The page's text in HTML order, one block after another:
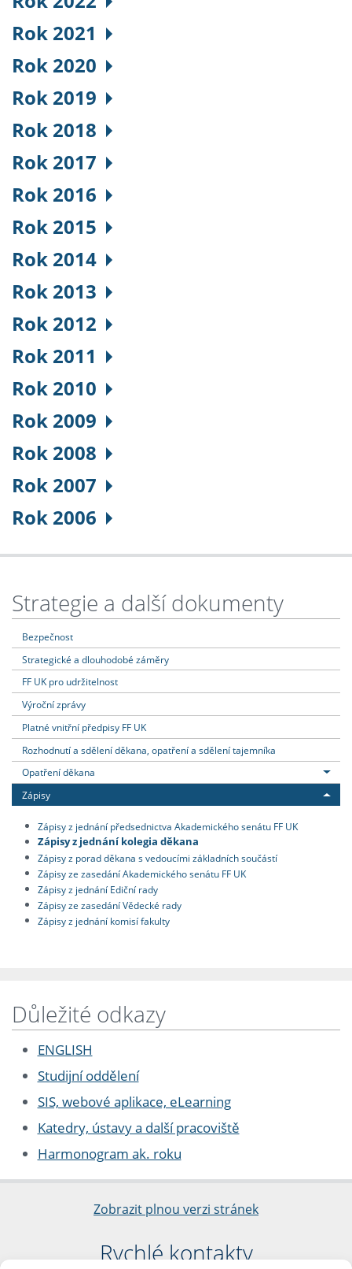
Rok 2021
Rok 2020
Rok 2019
Rok 2018
Rok 2017
Rok 2016
Rok 2015
Rok 2014
Rok 2013
Rok 2012
Rok 2011
Rok 2010
Rok 2009
Rok 2008
Rok 2007
Rok 2006
Strategie a další dokumenty
Bezpečnost
Strategické a dlouhodobé záměry
FF UK pro udržitelnost
Výroční zprávy
Platné vnitřní předpisy FF UK
Rozhodnutí a sdělení děkana, opatření a sdělení tajemníka
Opatření děkana
Zápisy
Zápisy z jednání předsednictva Akademického senátu FF UK
Zápisy z jednání kolegia děkana
Zápisy z porad děkana s vedoucími základních součástí
Zápisy ze zasedání Akademického senátu FF UK
Zápisy z jednání Ediční rady
Zápisy ze zasedání Vědecké rady
Zápisy z jednání komisí fakulty
Důležité odkazy
ENGLISH
Studijní oddělení
SIS, webové aplikace, eLearning
Katedry, ústavy a další pracoviště
Harmonogram ak. roku
Zobrazit plnou verzi stránek
Rychlé kontakty